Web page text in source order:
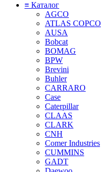
≡ Каталог
AGCO
ATLAS COPCO
AUSA
Bobcat
BOMAG
BPW
Brevini
Buhler
CARRARO
Case
Caterpillar
CLAAS
CLARK
CNH
Comer Industries
CUMMINS
GADT